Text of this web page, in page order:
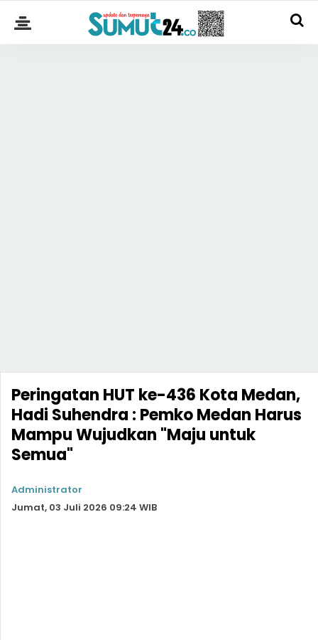
Peringatan HUT ke-436 Kota Medan,
Hadi Suhendra : Pemko Medan Harus
Mampu Wujudkan "Maju untuk
Semua"
Administrator
Jumat, 03 Juli 2026 09:24 WIB